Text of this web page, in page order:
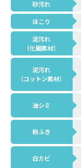
砂汚れ
ほこり
泥汚れ
（化繊素材）
泥汚れ
（コットン素材）
油シミ
粉ふき
白カビ